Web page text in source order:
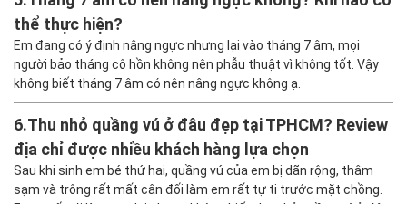
nhỏ mà bởi sự cân đối với chiều cao, vóc dáng và tỷ lệ 3 vòng.
Theo các chuyên gia, số đo vòng 1 lý tưởng được ước tính theo
công thức chiều cao (cm)/2 + 2 cm (d
5.Tháng 7 âm có nên nâng ngực không? Khi nào có
thể thực hiện?
Em đang có ý định nâng ngực nhưng lại vào tháng 7 âm, mọi
người bảo tháng cô hồn không nên phẫu thuật vì không tốt. Vậy
không biết tháng 7 âm có nên nâng ngực không ạ.